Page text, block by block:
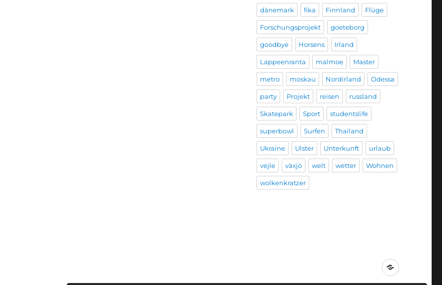
dänemark fika Finnland Flüge
Forschungsprojekt goeteborg
goodbye Horsens Irland
Lappeenranta malmoe Master
metro moskau Nordirland Odessa
party Projekt reisen russland
Skatepark Sport studentslife
superbowl Surfen Thailand
Ukraine Ulster Unterkunft urlaub
vejle växjö welt wetter Wohnen
wolkenkratzer
Impressum